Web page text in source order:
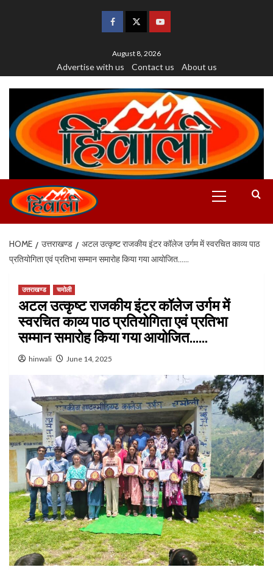
August 8, 2026
Advertise with us Contact us About us
HOME उत्तराखण्ड
अटल उत्कृष्ट राजकीय इंटर कॉलेज उर्गम में स्वरचित काव्य पाठ
प्रतियोगिता एवं प्रतिभा सम्मान समारोह किया गया आयोजित……
उत्तराखण्ड चमोली
अटल उत्कृष्ट राजकीय इंटर कॉलेज उर्गम में
स्वरचित काव्य पाठ प्रतियोगिता एवं प्रतिभा
सम्मान समारोह किया गया आयोजित……
hinwali June 14, 2025